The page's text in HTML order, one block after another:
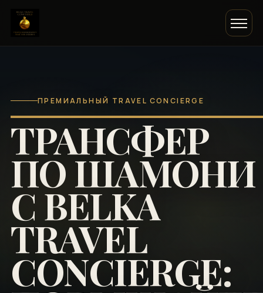
ПРЕМИАЛЬНЫЙ TRAVEL CONCIERGE
ТРАНСФЕР
ПО ШАМОНИ
С BELKA
TRAVEL
CONCIERGE: